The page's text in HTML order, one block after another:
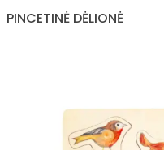
PINCETINĖ DĖLIONĖ